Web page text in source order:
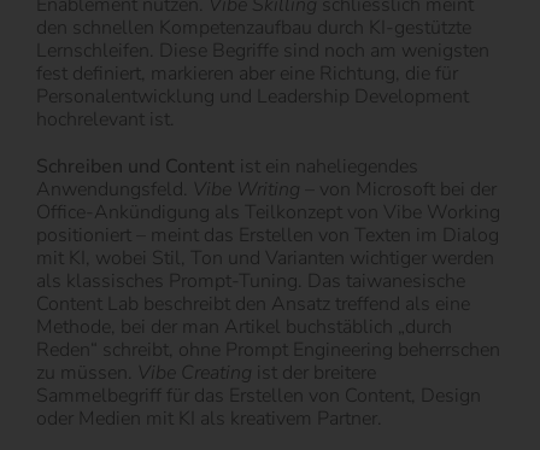
den schnellen Kompetenzaufbau durch KI-gestützte
Lernschleifen. Diese Begriffe sind noch am wenigsten
fest definiert, markieren aber eine Richtung, die für
Personalentwicklung und Leadership Development
hochrelevant ist.
Schreiben und Content ist ein naheliegendes
Anwendungsfeld. Vibe Writing – von Microsoft bei der
Office-Ankündigung als Teilkonzept von Vibe Working
positioniert – meint das Erstellen von Texten im Dialog
mit KI, wobei Stil, Ton und Varianten wichtiger werden
als klassisches Prompt-Tuning. Das taiwanesische
Content Lab beschreibt den Ansatz treffend als eine
Methode, bei der man Artikel buchstäblich „durch
Reden“ schreibt, ohne Prompt Engineering beherrschen
zu müssen. Vibe Creating ist der breitere
Sammelbegriff für das Erstellen von Content, Design
oder Medien mit KI als kreativem Partner.